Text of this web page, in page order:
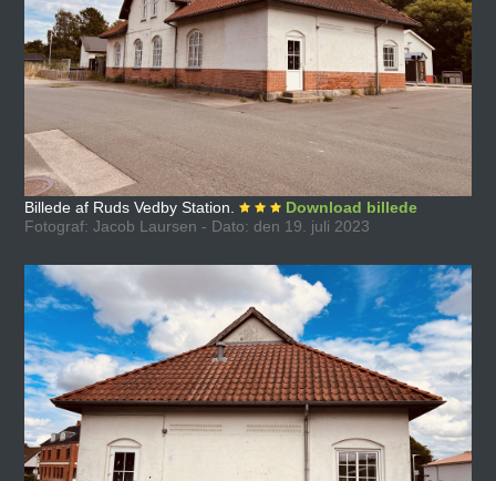
Billede af Ruds Vedby Station.
Download billede
Fotograf: Jacob Laursen - Dato: den 19. juli 2023